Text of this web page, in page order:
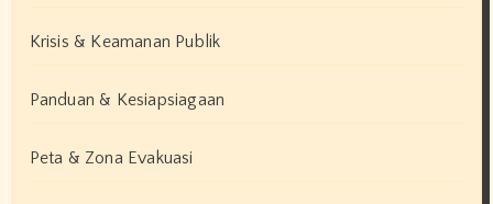
Krisis & Keamanan Publik
Panduan & Kesiapsiagaan
Peta & Zona Evakuasi